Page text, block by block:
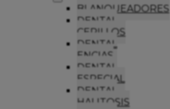
BLANQUEADORES
DENTAL
CEPILLOS
DENTAL
ENCIAS
DENTAL
ESPECIAL
DENTAL
HALITOSIS